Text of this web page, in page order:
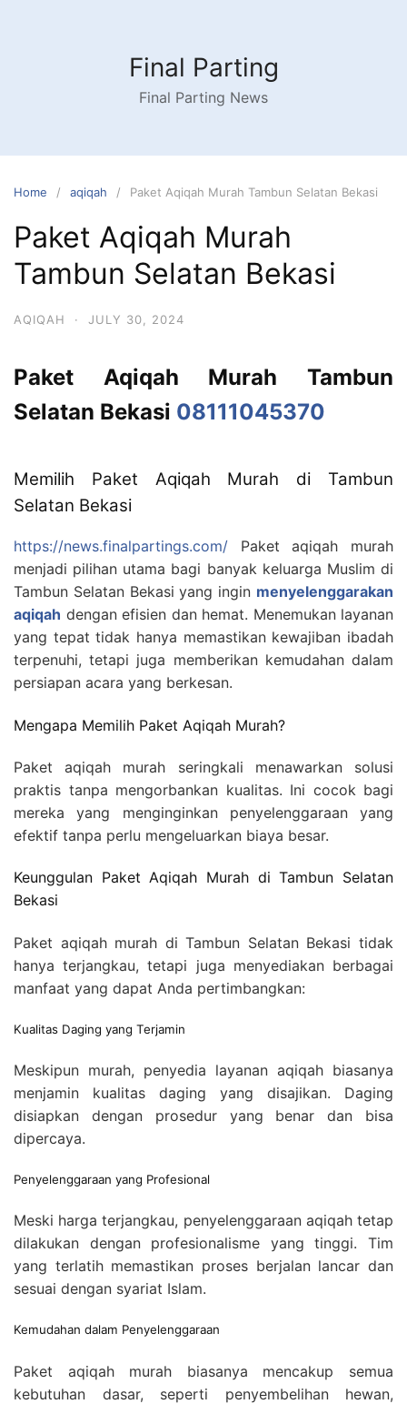
Final Parting
Final Parting News
Home aqiqah Paket Aqiqah Murah Tambun Selatan Bekasi
Paket Aqiqah Murah
Tambun Selatan Bekasi
AQIQAH · JULY 30, 2024
Paket Aqiqah Murah Tambun
Selatan Bekasi 08111045370
Memilih Paket Aqiqah Murah di Tambun
Selatan Bekasi
https://news.finalpartings.com/ Paket aqiqah murah
menjadi pilihan utama bagi banyak keluarga Muslim di
Tambun Selatan Bekasi yang ingin menyelenggarakan
aqiqah dengan efisien dan hemat. Menemukan layanan
yang tepat tidak hanya memastikan kewajiban ibadah
terpenuhi, tetapi juga memberikan kemudahan dalam
persiapan acara yang berkesan.
Mengapa Memilih Paket Aqiqah Murah?
Paket aqiqah murah seringkali menawarkan solusi
praktis tanpa mengorbankan kualitas. Ini cocok bagi
mereka yang menginginkan penyelenggaraan yang
efektif tanpa perlu mengeluarkan biaya besar.
Keunggulan Paket Aqiqah Murah di Tambun Selatan
Bekasi
Paket aqiqah murah di Tambun Selatan Bekasi tidak
hanya terjangkau, tetapi juga menyediakan berbagai
manfaat yang dapat Anda pertimbangkan:
Kualitas Daging yang Terjamin
Meskipun murah, penyedia layanan aqiqah biasanya
menjamin kualitas daging yang disajikan. Daging
disiapkan dengan prosedur yang benar dan bisa
dipercaya.
Penyelenggaraan yang Profesional
Meski harga terjangkau, penyelenggaraan aqiqah tetap
dilakukan dengan profesionalisme yang tinggi. Tim
yang terlatih memastikan proses berjalan lancar dan
sesuai dengan syariat Islam.
Kemudahan dalam Penyelenggaraan
Paket aqiqah murah biasanya mencakup semua
kebutuhan dasar, seperti penyembelihan hewan,